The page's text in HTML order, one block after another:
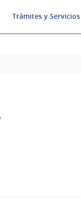
Trámites y Servicios